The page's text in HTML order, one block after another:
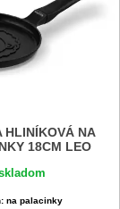
HLINÍKOVÁ NA
18CM LEO
na palacinky